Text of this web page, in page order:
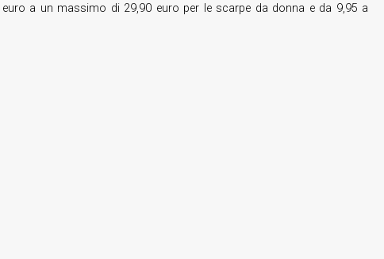
a un massimo di 29,90 euro per le scarpe da donna e da 9,95 a